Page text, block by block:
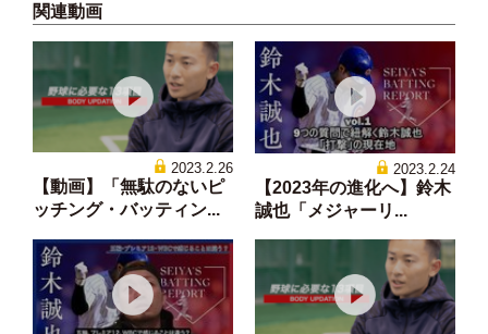
関連動画
2023.2.26
【動画】「無駄のないピ
ッチング・バッティン...
2023.2.24
【2023年の進化へ】鈴木
誠也「メジャーリ...